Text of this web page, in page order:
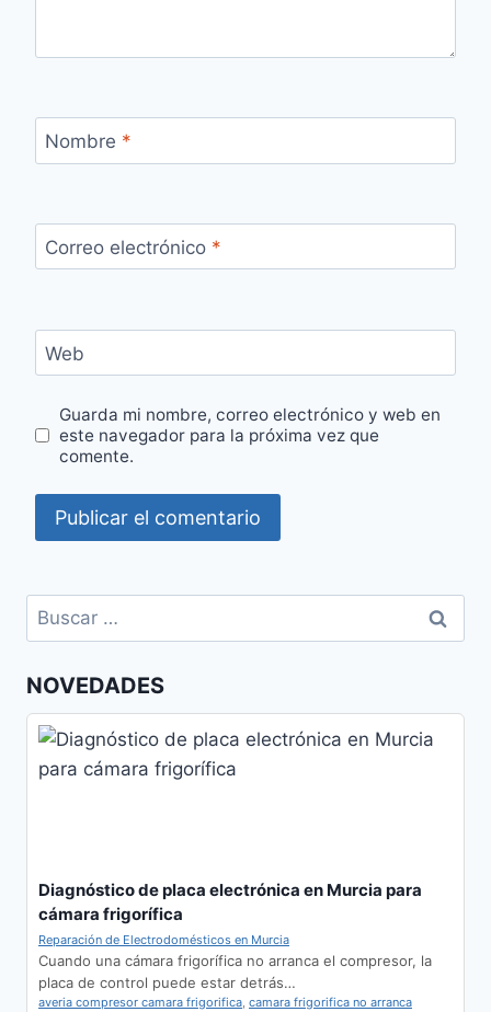
Nombre *
Correo electrónico *
Web
Guarda mi nombre, correo electrónico y web en
este navegador para la próxima vez que
comente.
Buscar:
NOVEDADES
Diagnóstico de placa electrónica en Murcia para
cámara frigorífica
Reparación de Electrodomésticos en Murcia
Cuando una cámara frigorífica no arranca el compresor, la
placa de control puede estar detrás…
averia compresor camara frigorifica, camara frigorifica no arranca